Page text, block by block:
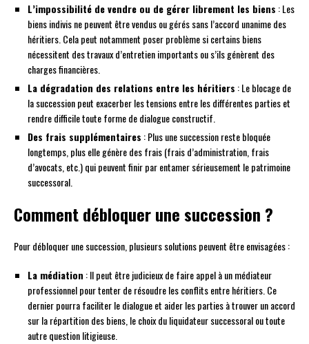
L’impossibilité de vendre ou de gérer librement les biens : Les
biens indivis ne peuvent être vendus ou gérés sans l’accord unanime des
héritiers. Cela peut notamment poser problème si certains biens
nécessitent des travaux d’entretien importants ou s’ils génèrent des
charges financières.
La dégradation des relations entre les héritiers : Le blocage de
la succession peut exacerber les tensions entre les différentes parties et
rendre difficile toute forme de dialogue constructif.
Des frais supplémentaires : Plus une succession reste bloquée
longtemps, plus elle génère des frais (frais d’administration, frais
d’avocats, etc.) qui peuvent finir par entamer sérieusement le patrimoine
successoral.
Comment débloquer une succession ?
Pour débloquer une succession, plusieurs solutions peuvent être envisagées :
La médiation : Il peut être judicieux de faire appel à un médiateur
professionnel pour tenter de résoudre les conflits entre héritiers. Ce
dernier pourra faciliter le dialogue et aider les parties à trouver un accord
sur la répartition des biens, le choix du liquidateur successoral ou toute
autre question litigieuse.